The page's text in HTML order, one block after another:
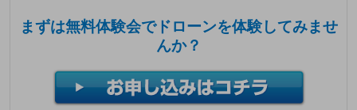
まずは無料体験会でドローンを体験してみませ
んか？